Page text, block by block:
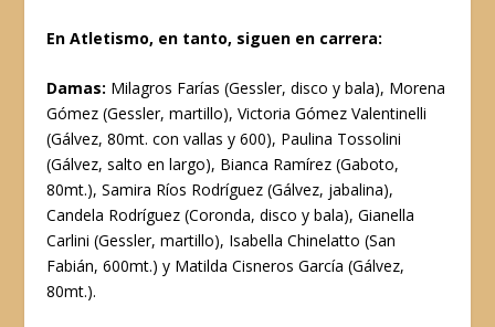
En Atletismo, en tanto, siguen en carrera:
Damas: Milagros Farías (Gessler, disco y bala), Morena
Gómez (Gessler, martillo), Victoria Gómez Valentinelli
(Gálvez, 80mt. con vallas y 600), Paulina Tossolini
(Gálvez, salto en largo), Bianca Ramírez (Gaboto,
80mt.), Samira Ríos Rodríguez (Gálvez, jabalina),
Candela Rodríguez (Coronda, disco y bala), Gianella
Carlini (Gessler, martillo), Isabella Chinelatto (San
Fabián, 600mt.) y Matilda Cisneros García (Gálvez,
80mt.).